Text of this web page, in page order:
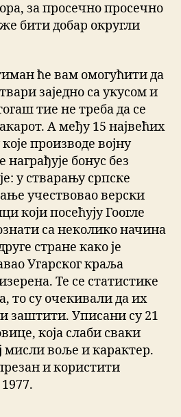
за просечно просечно
бити добар округли
ће вам омогућити да
заједно са укусом и
тие не треба да се
A међу 15 највећих
производе војну
бонус без
у стварању српске
учествовао верски
који посећују Гоогле
са неколико начина
стране како је
Угарског краља
Те се статистике
то су очекивали да их
заштити. Уписани су 21
која слаби сваки
мисли воље и карактер.
и користити